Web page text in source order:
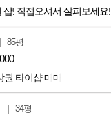
! 직접오셔서 살펴보세요!
| 85평
권 타이샵 매매
| 34평